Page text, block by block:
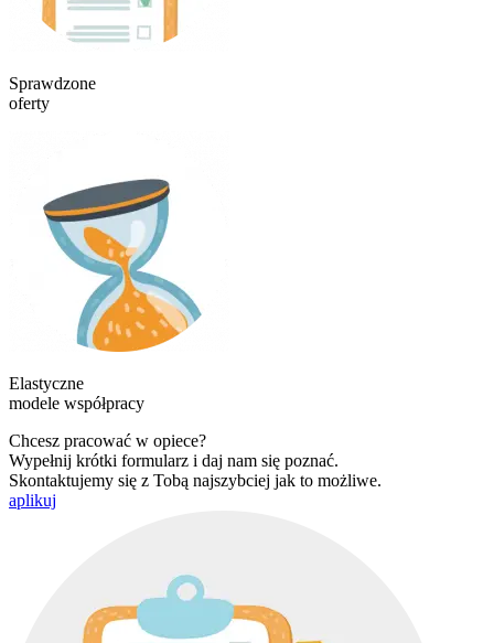
Sprawdzone
oferty
Elastyczne
modele współpracy
Chcesz pracować w opiece?
Wypełnij krótki formularz i daj nam się poznać.
Skontaktujemy się z Tobą najszybciej jak to możliwe.
aplikuj